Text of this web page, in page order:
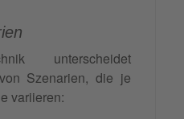
unterscheidet
Szenarien, die je
variieren: